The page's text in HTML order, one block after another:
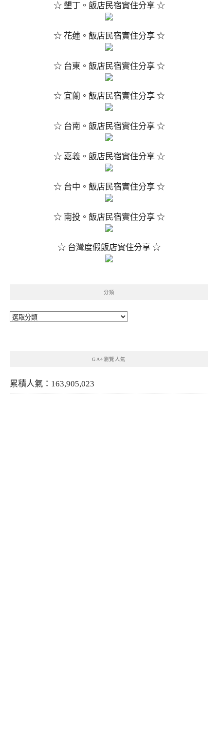
☆ 墾丁。飯店民宿實住分享 ☆
☆ 花蓮。飯店民宿實住分享 ☆
☆ 台東。飯店民宿實住分享 ☆
☆ 宜蘭。飯店民宿實住分享 ☆
☆ 台南。飯店民宿實住分享 ☆
☆ 嘉義。飯店民宿實住分享 ☆
☆ 台中。飯店民宿實住分享 ☆
☆ 南投。飯店民宿實住分享 ☆
☆ 台灣度假飯店實住分享 ☆
分類
分
GA4瀏覽人氣
累積人氣：163,905,023